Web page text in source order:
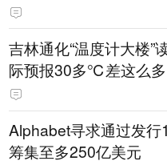
吉林通化“温度计大楼
际预报30多℃差这么多
Alphabet寻求通过发行
筹集至多250亿美元